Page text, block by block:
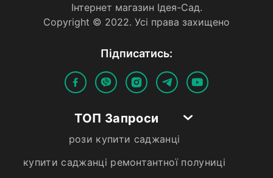
Iнтернет магазин Iдея-Сад.
Copyright © 2022. Усi права захищено
Пiдписатись:
ТОП Запроси
рози купити саджанці
купити саджанці ремонтантної полуниці